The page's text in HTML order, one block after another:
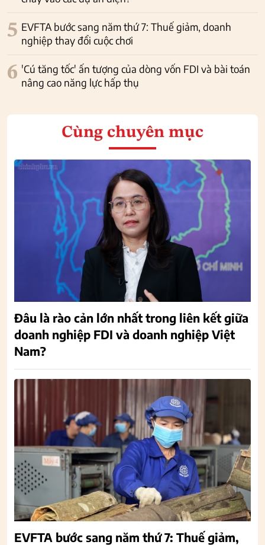
5 EVFTA bước sang năm thứ 7: Thuế giảm, doanh
nghiệp thay đổi cuộc chơi
6 'Cú tăng tốc' ấn tượng của dòng vốn FDI và bài toán
nâng cao năng lực hấp thụ
Cùng chuyên mục
Đâu là rào cản lớn nhất trong liên kết giữa
doanh nghiệp FDI và doanh nghiệp Việt
Nam?
EVFTA bước sang năm thứ 7: Thuế giảm,